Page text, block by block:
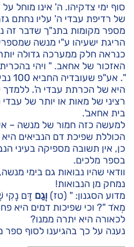
סוף ימי צדקיהו. ה' אינו מוחל
של רדיפת עבדי ה' עליו נחתם
מספר מקומות בתנ"ך שדבר זה
הריגת ישעיהו ע"י מנשה
כנראה חלק ממערכה גדולה יותר.
האזכור של אחאב. " ויהי
".
היא של הכרתת עבדי ה'.
רציני של מאות או יותר של
בית אחאב'.
למעשה כזה חמור של מנשה –
הכוללת שפיכת דם הנביאים
כן, אין תשובה מספיקה בעיני
בספר מלכים.
וודאי שהיו נבואות גם בימי
נמחק מן הנבואות!
מדוע הסגנון: " (טז) וְגַם דָּם נָקִי
מְאֹד "? וכי שפיכות דמים היא
לכאורה היא יתרה ממנו?
נענה על כך בהגיענו לסוף ספר